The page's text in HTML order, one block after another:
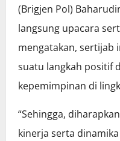
(Brigjen Pol)
langsung upacara
mengatakan, sertijab
suatu langkah positif
kepemimpinan di
“Sehingga,
kinerja serta